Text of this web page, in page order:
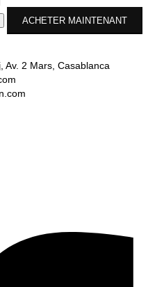
ACHETER MAINTENANT
Av. 2 Mars, Casablanca